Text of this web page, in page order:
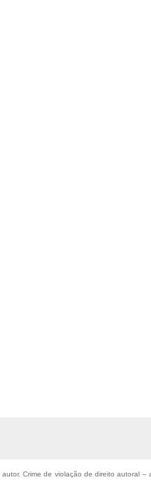
Crime de violação de direito autoral –